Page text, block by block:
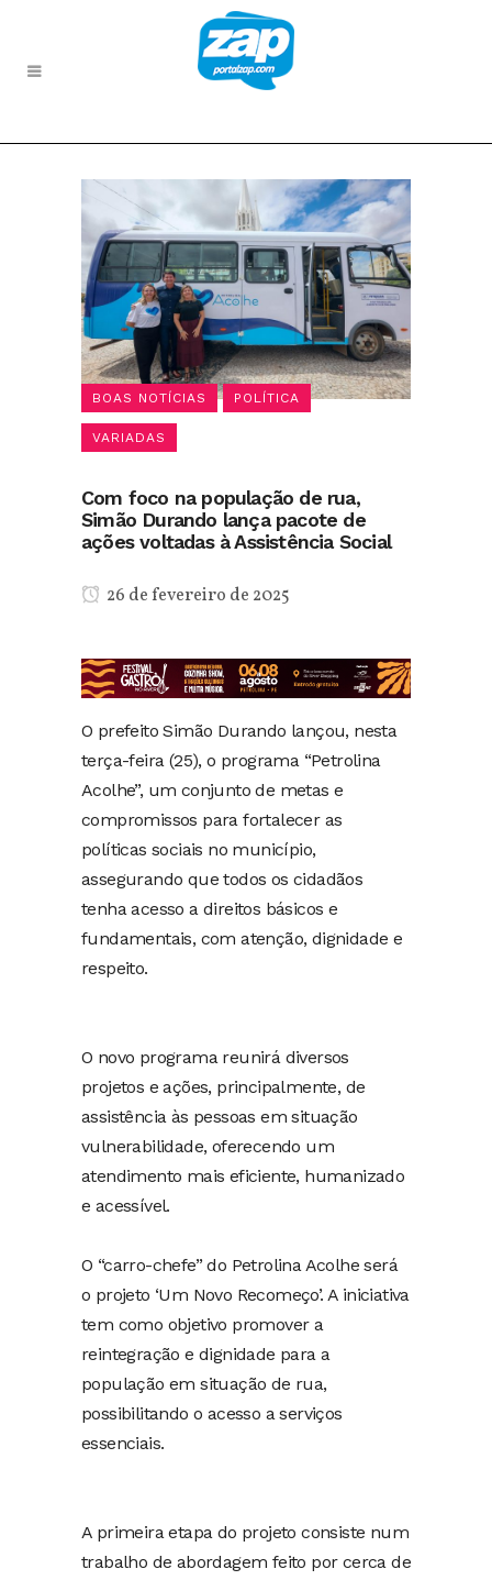
BOAS NOTÍCIAS POLÍTICA
VARIADAS
Com foco na população de rua,
Simão Durando lança pacote de
ações voltadas à Assistência Social
26 de fevereiro de 2025
O prefeito Simão Durando lançou, nesta
terça-feira (25), o programa “Petrolina
Acolhe”, um conjunto de metas e
compromissos para fortalecer as
políticas sociais no município,
assegurando que todos os cidadãos
tenha acesso a direitos básicos e
fundamentais, com atenção, dignidade e
respeito.
O novo programa reunirá diversos
projetos e ações, principalmente, de
assistência às pessoas em situação
vulnerabilidade, oferecendo um
atendimento mais eficiente, humanizado
e acessível.
O “carro-chefe” do Petrolina Acolhe será
o projeto ‘Um Novo Recomeço’. A iniciativa
tem como objetivo promover a
reintegração e dignidade para a
população em situação de rua,
possibilitando o acesso a serviços
essenciais.
A primeira etapa do projeto consiste num
trabalho de abordagem feito por cerca de